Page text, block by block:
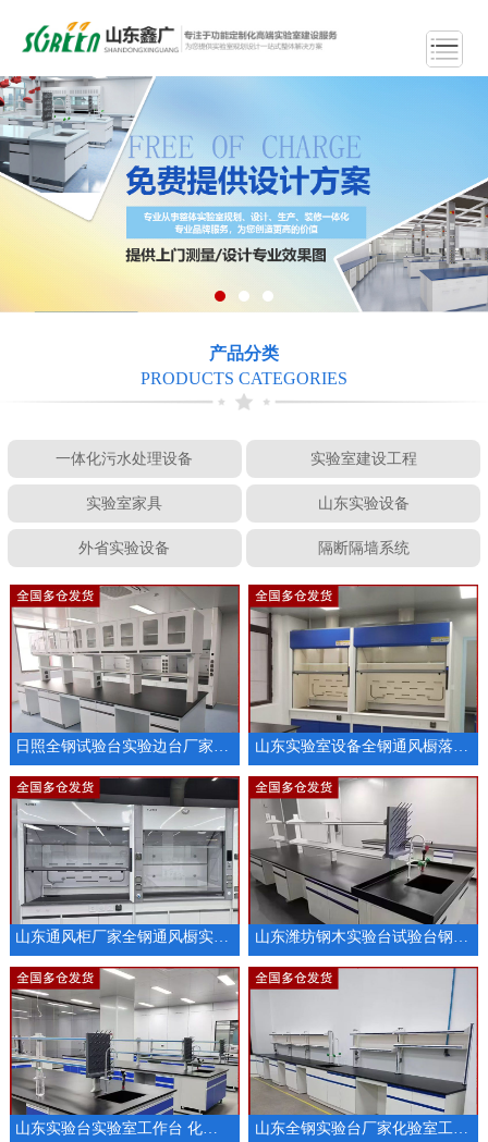
产品分类
PRODUCTS CATEGORIES
一体化污水处理设备 实验室建设工程
实验室家具 山东实验设备
外省实验设备 隔断隔墙系统
山东通风柜厂家全钢通风橱实验室排风设备 山东潍坊钢木实验台试验台钢木实验室操作台